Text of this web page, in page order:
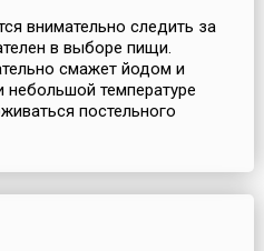
внимательно следить за
в выборе пищи.
смажет йодом и
температуре
постельного